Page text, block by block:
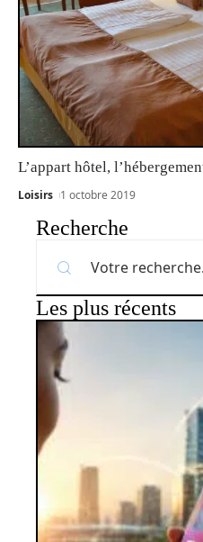
L’appart hôtel,
Loisirs 1 octobre 2019
Recherche
Les plus récents